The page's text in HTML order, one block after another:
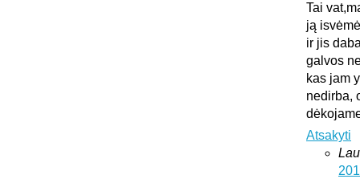
Tai
ją
ir jis
galvos
kas jam
nedirba,
Atsakyti